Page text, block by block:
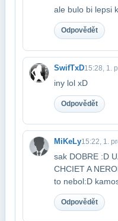
ale bulo bi lepsi
Odpovědět
SwifTxD15:28, 1.
iny lol xD
Odpovědět
MiKeLy15:22, 1.
sak DOBRE :D
CHCIET A
to nebol​:D
Odpovědět